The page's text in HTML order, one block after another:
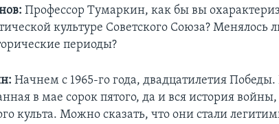
Профессор Тумаркин, как бы вы
культуре Советского Союза? Менялось
периоды?
Начнем с 1965-го года, двадцатилетия
в мае сорок пятого, да и вся история
культа. Можно сказать, что они стали